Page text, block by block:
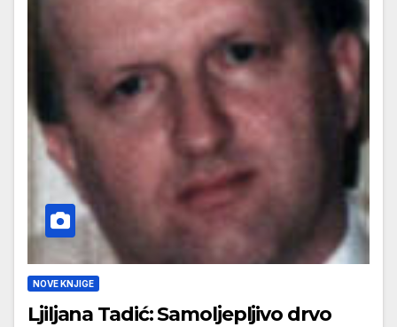
NOVE KNJIGE
Ljiljana Tadić: Samoljepljivo drvo